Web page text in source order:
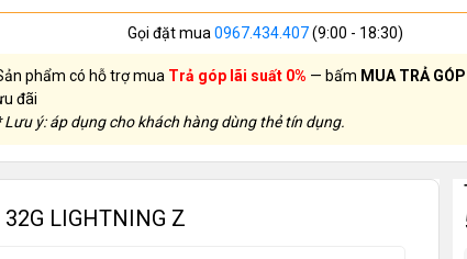
Gọi đặt mua0967.434.407(9:00 - 18:30)
phẩm có hỗ trợ mua Trả góp lãi suất 0% — bấm MUA TRẢ GÓP
đãi
Lưu ý: áp dụng cho khách hàng dùng thẻ tín dụng.
LIGHTNING Z